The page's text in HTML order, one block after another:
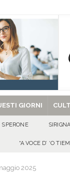
del Signore e
di san Giovanni
GIORNI
SPERONE
“A VOCE D’ ‘O
2025